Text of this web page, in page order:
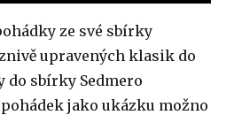
ze své sbírky
upravených klasik do
do sbírky Sedmero
jako ukázku možno